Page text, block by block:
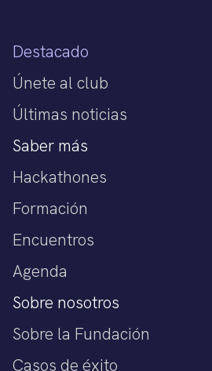
Destacado
Únete al club
Últimas noticias
Saber más
Hackathones
Formación
Encuentros
Agenda
Sobre nosotros
Sobre la Fundación
Casos de éxito